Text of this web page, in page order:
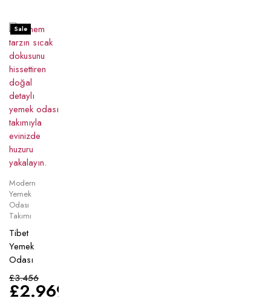
Sale
Modern
Yemek
Odası
Takımı
Tibet
Yemek
Odası
£3.456
£2.969